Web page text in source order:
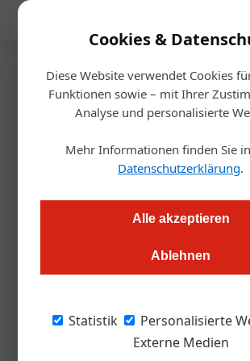
Cookies &
Diese Website verwendet Cookies
Funktionen sowie – mit Ihrer
Analyse und personalisierte
Mehr Informationen finden Sie
Datenschutzerklärung.
Alle akzeptieren
Ablehnen
Statistik
Personalisierte
Externe Medien
Startseite/Management
Management
Ralf Rangnick:
Toben
Der Erfolgstrainer sprach auf der FAFGA
Chef und Leader. Die ÖGZ war vor Ort.